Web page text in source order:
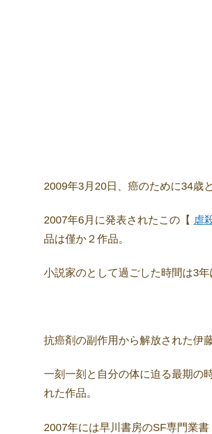
2009年3月20日、癌のために34歳
2007年6月に発表されたこの【 虐
品は僅か２作品。
小説家のとして過ごした時間は3年
抗癌剤の副作用から解放された伊
一刻一刻と自分の体に迫る最期の
れた作品。
2007年には早川書房のSF専門業